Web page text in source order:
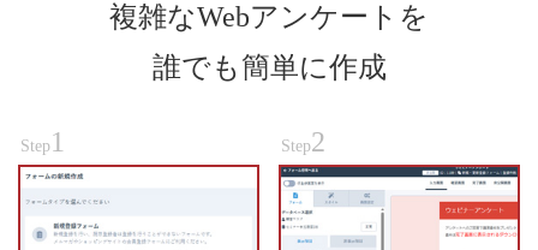
複雑なWebアンケートを
誰でも簡単に作成
Step1 Step2